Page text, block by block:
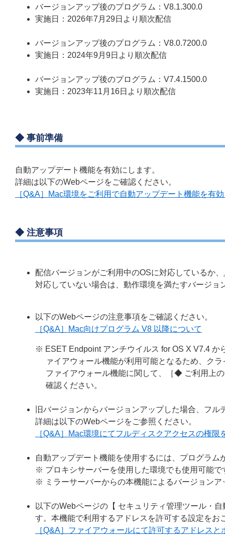
バージョンアップ後のプログラム：V8.1.300.0
実施日：2026年7月29日より順次配信
バージョンアップ後のプログラム：V8.0.7200.0
実施日：2024年9月9日より順次配信
バージョンアップ後のプログラム：V7.4.1500.0
実施日：2023年11月16日より順次配信
◆ 事前準備
自動アップデート機能を有効にします。
詳細は以下のWebページをご確認ください。
［Q&A］Mac環境をご利用で自動アップデート機能を有
◆ 注意事項
配信バージョンがご利用中のOSに対応しているか、
対応していない場合は、動作環境を満たすバージ
以下のWebページの注意事項をご確認ください。
［Q&A］Mac向けプログラム V8 以降について
※ ESET Endpoint アンチウイルス for OS X V7.4 か
ァイアウォール機能が利用可能となるため、ク
ファイアウォール機能に関して、［◆ ご利用上
確認ください。
旧バージョンからバージョンアップした場合、フ
詳細は以下のWebページをご参照ください。
［Q&A］Mac環境にてフルディスクアクセスの権限
自動アップデート機能を使用するには、プログラ
※ プロキシサーバーを使用した環境でも使用可能で
※ ミラーサーバーからの本機能によるバージョンア
以下のWebページの【 セキュリティ管理ツール・
す。本機能で利用するアドレスを許可する設定をお
［Q&A］ファイアウォールにて許可するアドレス